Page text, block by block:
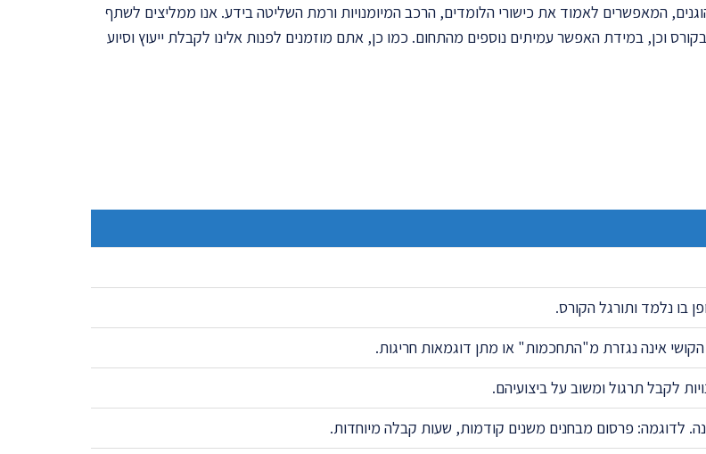
המאפשרים לאמוד את כישורי הלומדים, הרכב המיומנויות ורמת השליטה בידע. אנו ממליצים לשתף
וכן, במידת האפשר עמיתים נוספים מהתחום. כמו כן, אתם מוזמנים לפנות אלינו לקבלת ייעוץ וסיוע
בו נלמד ותורגל הקורס.
אינה נגזרת מ"התחכמות" או מתן דוגמאות חריגות.
לקבל תרגול ומשוב על ביצועיהם.
לדוגמה: פרסום מבחנים משנים קודמות, שעות קבלה מיוחדות.